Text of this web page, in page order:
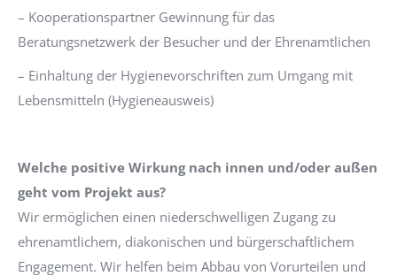
– Kooperationspartner Gewinnung für das
Beratungsnetzwerk der Besucher und der Ehrenamtlichen
– Einhaltung der Hygienevorschriften zum Umgang mit
Lebensmitteln (Hygieneausweis)
Welche positive Wirkung nach innen und/oder außen
geht vom Projekt aus?
Wir ermöglichen einen niederschwelligen Zugang zu
ehrenamtlichem, diakonischen und bürgerschaftlichem
Engagement. Wir helfen beim Abbau von Vorurteilen und